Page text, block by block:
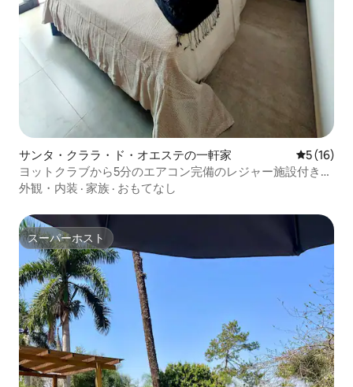
サンタ・クララ・ド・オエステの一軒家 レビュー
5 (16)
ヨットクラブから5分のエアコン完備のレジャー施設付きの
家
外観・内装 · 家族 · おもてなし
スーパーホスト
スーパーホスト